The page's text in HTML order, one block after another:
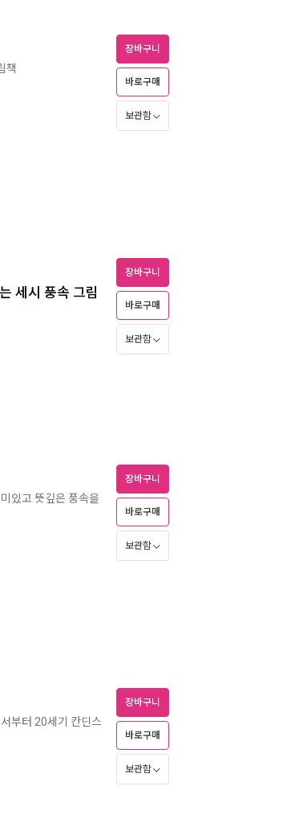
책
장바구니
바로구매
보관함
세시 풍속 그림
장바구니
바로구매
보관함
있고 뜻깊은 풍속을
장바구니
바로구매
보관함
부터 20세기 칸딘스
장바구니
바로구매
보관함